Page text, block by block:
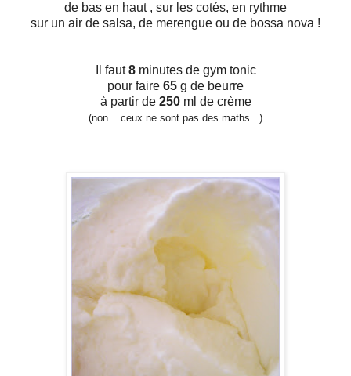
de bas en haut , sur les cotés, en rythme
sur un air de salsa, de merengue ou de bossa nova !
Il faut8minutes de gym tonic
pour faire 65 g de beurre
à partir de 250ml de crème
(non... ceux ne sont pas des maths...)